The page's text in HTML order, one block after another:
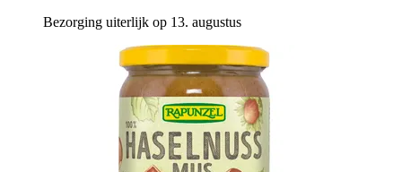
Bezorging uiterlijk op 13. augustus